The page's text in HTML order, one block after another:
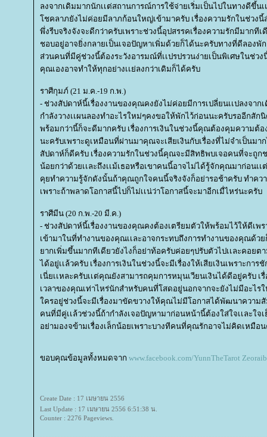
ลงจากเดิมมากนักเเต่สถานการณ์การใช้จ่ายเริ่มเป็นไปในทางดีขึ้นเ
ชคลาภยังไม่ค่อยมีลาภก้อนใหญ่เข้ามาครับ เรื่องความรักในช่วง
พึ่งรีบจริงจังจะดีกว่าครับเพราะช่วงนี้อุปสรรคเรื่องความรักมีมากที
ชอบอยู่อาจยิ่งกลายเป็นเจอปัญหาเพิ่มด้วยก็ได้นะครับทางที่ดีลองพั
ส่วนคนที่มีคู่ช่วงนี้ต้องระวังอารมณ์ที่เเปรปรวนง่ายเป็นพิเศษในช่ว
คุณเองอาจทำให้ทุกอย่างเเย่ลงกว่าเดิมก็ได้ครับ
ราศีกุมภ์ (21 ม.ค.-19 ก.พ.)
- ช่วงสัปดาห์นี้เรื่องงานของคุณคงยังไม่ค่อยมีการเปลี่ยนเเปลงจาก
กำลังวางเเผนลองทำอะไรใหม่ๆคงขอให้พักไว้ก่อนนะครับรออีกสัก
พร้อมกว่านี้ก็จะดีมากครับ เรื่องการเงินในช่วงนี้คุณต้องคุมความต้
นะครับเพราะดูเหมือนที่ผ่านมาคุณจะเสียเงินกับเรื่องที่ไม่จำเป็นมา
สัปดาห์ก็ดีครับ เรื่องความรักในช่วงนี้คุณจะมีสิทธิพบเจอคนที่จะถูก
น้อยกว่าด้วยเเละถึงเเม้เธอหรือเขาคนนี้อาจไม่ได้รู้จักคุณมาก่อน
คุยทำความรู้จักดังนั้นถ้าคุณถูกใจคนนี้จริงจังก็อย่ารอช้าครับ ทำคว
เพราะถ้าพลาดโอกาสนี้ไปก็ไม่เเน่ว่าโอกาสนี้จะมาอีกเมื่ไหร่นะครับ
ราศีมีน (20 ก.พ.-20 มี.ค.)
- ช่วงสัปดาห์นี้เรื่องงานของคุณคงต้องเตรียมตัวให้พร้อมไว้ให้ดีเพ
เข้ามาในที่ทำงานของคุณเเละอาจกระทบถึงการทำงานของคุณด้ว
ากเพิ่มขึ้นมากทีเดียวยังไงก็อย่าท้อครับค่อยๆปรับตัวไปเเละคอยต
ได้อยู่เเล้วครับ เรื่องการเงินในช่วงนี้จะมีเรื่องให้เสียเงินเพราะกา
เนี่ยเเหละครับเเต่คุณยังสามารถคุมการหมุนเวียนเงินได้ดีอยู่ครับ เ
เวลาของคุณเท่าไหร่นักสำหรับคนที่โสดอยู่นอกจากจะยังไม่มีอะไร
ครอยู่ช่วงนี้จะมีเรื่องมาขัดขวางให้คุณไม่มีโอกาสได้พัฒนาควา
คนที่มีคู่เเล้วช่วงนี้ถ้ากำลังเจอปัญหามาก่อนหน้านี้ต้องใส่ใจเเละใ
อย่ามองจข้ามเรื่องเล็กน้อยเพราะบางทีคนที่คุณรักอาจไม่คิดเหมือ
ขอบคุณข้อมูลทั้งหมดจาก www.facebook.com/YunnTheTarot
Create Date : 17 เมษายน 2556
Last Update : 17 เมษายน 2556 6:51:38 น.
Counter : 2276 Pageviews.